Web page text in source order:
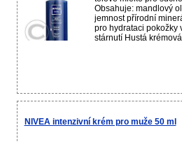
Obsahuje: mandlový
jemnost přírodní
pro hydrataci pokožky
stárnutí Hustá
NIVEA intenzivní krém pro muže 50 ml